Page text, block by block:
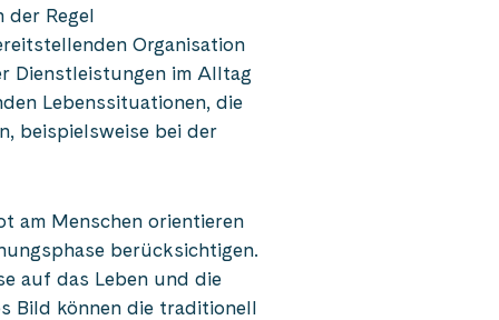
der Regel
Organisation
Dienstleistungen im Alltag
Lebenssituationen, die
beispielsweise bei der
am Menschen orientieren
berücksichtigen.
auf das Leben und die
Bild können die traditionell